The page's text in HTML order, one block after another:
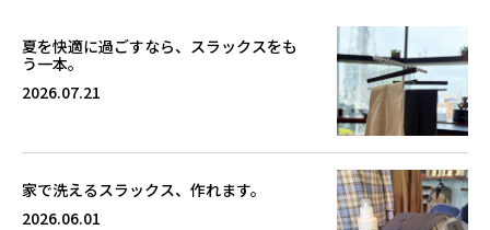
夏を快適に過ごすなら、スラックスをも
う一本。
2026.07.21
家で洗えるスラックス、作れます。
2026.06.01